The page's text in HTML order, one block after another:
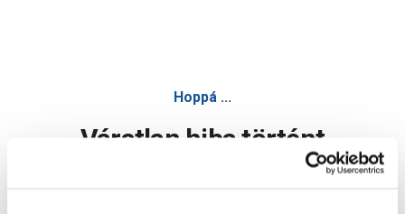
Hoppá ...
Váratlan hiba történt